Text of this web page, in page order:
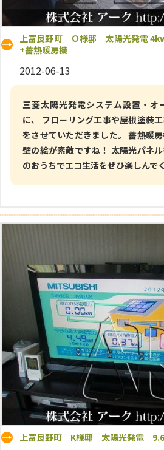
上富良野町 Ｏ様邸 太陽光発電
+蓄熱暖房機
2012-06-13
三菱太陽光発電システム設置・オ
に、 フローリング工事や屋根塗装
をさせていただきました。 蓄熱暖
壁の絵が素敵ですね！ 太陽光パネ
のおうちでエコ生活をぜひ楽しんで
上富良野町 K様邸 太陽光発電